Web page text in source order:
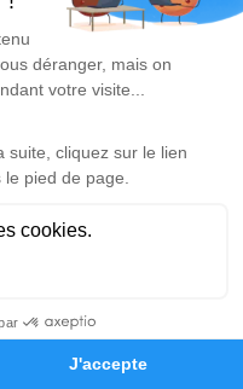
Hommages
d’Emilienne
hommage est
Je rends hommage
l'Eglise